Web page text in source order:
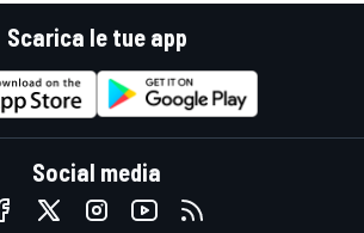
Scarica le tue app
Social media